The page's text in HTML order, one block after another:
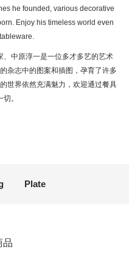
he founded, various decorative
Enjoy his timeless world even
中原淳一是一位多才多艺的艺术
杂志中的图案和插图，孕育了许多
世界依然充满魅力，欢迎通过餐具
。
Plate
品